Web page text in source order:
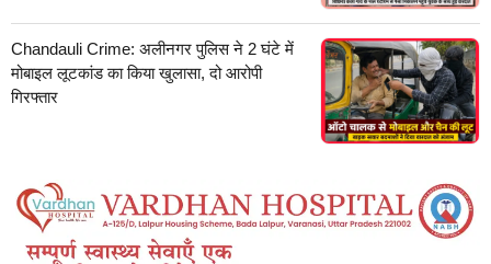
Chandauli Crime: अलीनगर पुलिस ने 2 घंटे में
मोबाइल लूटकांड का किया खुलासा, दो आरोपी
गिरफ्तार